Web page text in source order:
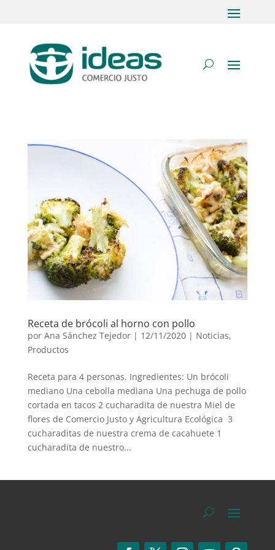
Receta de brócoli al horno con pollo
por Ana Sánchez Tejedor| 12/11/2020 | Noticias,
Productos
Receta para 4 personas. Ingredientes: Un brócoli
mediano Una cebolla mediana Una pechuga de pollo
cortada en tacos 2 cucharadita de nuestra Miel de
flores de Comercio Justo y Agricultura Ecológica 3
cucharaditas de nuestra crema de cacahuete 1
cucharadita de nuestro...